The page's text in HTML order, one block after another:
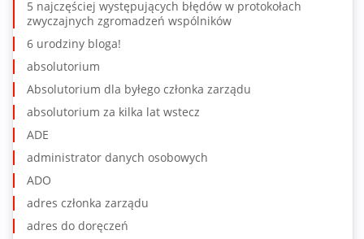
5 najczęściej występujących błędów w protokołach
zwyczajnych zgromadzeń wspólników
6 urodziny bloga!
absolutorium
Absolutorium dla byłego członka zarządu
absolutorium za kilka lat wstecz
ADE
administrator danych osobowych
ADO
adres członka zarządu
adres do doręczeń